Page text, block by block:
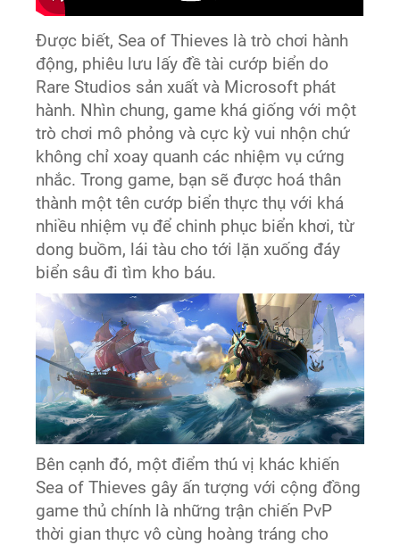
Được biết, Sea of Thieves là trò chơi hành
động, phiêu lưu lấy đề tài cướp biển do
Rare Studios sản xuất và Microsoft phát
hành. Nhìn chung, game khá giống với một
trò chơi mô phỏng và cực kỳ vui nhộn chứ
không chỉ xoay quanh các nhiệm vụ cứng
nhắc. Trong game, bạn sẽ được hoá thân
thành một tên cướp biển thực thụ với khá
nhiều nhiệm vụ để chinh phục biển khơi, từ
dong buồm, lái tàu cho tới lặn xuống đáy
biển sâu đi tìm kho báu.
Bên cạnh đó, một điểm thú vị khác khiến
Sea of Thieves gây ấn tượng với cộng đồng
game thủ chính là những trận chiến PvP
thời gian thực vô cùng hoàng tráng cho